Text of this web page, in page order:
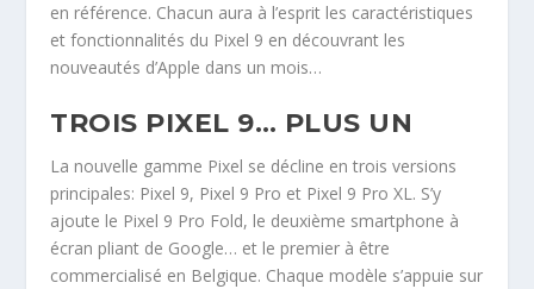
en référence. Chacun aura à l’esprit les caractéristiques
et fonctionnalités du Pixel 9 en découvrant les
nouveautés d’Apple dans un mois…
TROIS PIXEL 9… PLUS UN
La nouvelle gamme Pixel se décline en trois versions
principales: Pixel 9, Pixel 9 Pro et Pixel 9 Pro XL. S’y
ajoute le Pixel 9 Pro Fold, le deuxième smartphone à
écran pliant de Google… et le premier à être
commercialisé en Belgique. Chaque modèle s’appuie sur